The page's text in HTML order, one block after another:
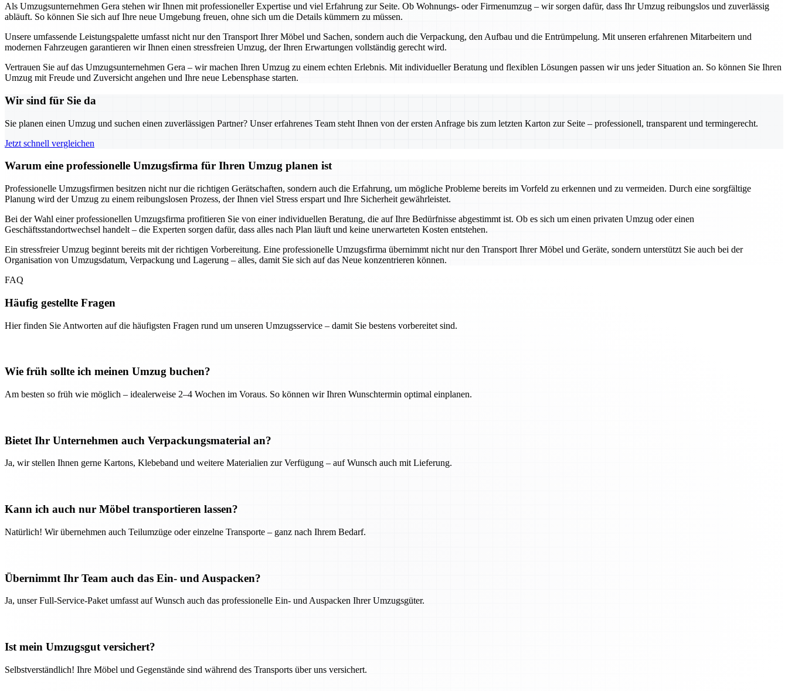
Als Umzugsunternehmen Gera stehen wir Ihnen mit professioneller Expertise und viel Erfahrung zur Seite. Ob Wohnungs- oder Firmenumzug – wir sorgen dafür, dass Ihr Umzug reibungslos und zuverlässig
abläuft. So können Sie sich auf Ihre neue Umgebung freuen, ohne sich um die Details kümmern zu müssen.
Unsere umfassende Leistungspalette umfasst nicht nur den Transport Ihrer Möbel und Sachen, sondern auch die Verpackung, den Aufbau und die Entrümpelung. Mit unseren erfahrenen Mitarbeitern und
modernen Fahrzeugen garantieren wir Ihnen einen stressfreien Umzug, der Ihren Erwartungen vollständig gerecht wird.
Vertrauen Sie auf das Umzugsunternehmen Gera – wir machen Ihren Umzug zu einem echten Erlebnis. Mit individueller Beratung und flexiblen Lösungen passen wir uns jeder Situation an. So können Sie Ihren
Umzug mit Freude und Zuversicht angehen und Ihre neue Lebensphase starten.
Wir sind für Sie da
Sie planen einen Umzug und suchen einen zuverlässigen Partner? Unser erfahrenes Team steht Ihnen von der ersten Anfrage bis zum letzten Karton zur Seite – professionell, transparent und termingerecht.
Jetzt schnell vergleichen
Warum eine professionelle Umzugsfirma für Ihren Umzug planen ist
Professionelle Umzugsfirmen besitzen nicht nur die richtigen Gerätschaften, sondern auch die Erfahrung, um mögliche Probleme bereits im Vorfeld zu erkennen und zu vermeiden. Durch eine sorgfältige
Planung wird der Umzug zu einem reibungslosen Prozess, der Ihnen viel Stress erspart und Ihre Sicherheit gewährleistet.
Bei der Wahl einer professionellen Umzugsfirma profitieren Sie von einer individuellen Beratung, die auf Ihre Bedürfnisse abgestimmt ist. Ob es sich um einen privaten Umzug oder einen
Geschäftsstandortwechsel handelt – die Experten sorgen dafür, dass alles nach Plan läuft und keine unerwarteten Kosten entstehen.
Ein stressfreier Umzug beginnt bereits mit der richtigen Vorbereitung. Eine professionelle Umzugsfirma übernimmt nicht nur den Transport Ihrer Möbel und Geräte, sondern unterstützt Sie auch bei der
Organisation von Umzugsdatum, Verpackung und Lagerung – alles, damit Sie sich auf das Neue konzentrieren können.
FAQ
Häufig gestellte Fragen
Hier finden Sie Antworten auf die häufigsten Fragen rund um unseren Umzugsservice – damit Sie bestens vorbereitet sind.
Wie früh sollte ich meinen Umzug buchen?
Am besten so früh wie möglich – idealerweise 2–4 Wochen im Voraus. So können wir Ihren Wunschtermin optimal einplanen.
Bietet Ihr Unternehmen auch Verpackungsmaterial an?
Ja, wir stellen Ihnen gerne Kartons, Klebeband und weitere Materialien zur Verfügung – auf Wunsch auch mit Lieferung.
Kann ich auch nur Möbel transportieren lassen?
Natürlich! Wir übernehmen auch Teilumzüge oder einzelne Transporte – ganz nach Ihrem Bedarf.
Übernimmt Ihr Team auch das Ein- und Auspacken?
Ja, unser Full-Service-Paket umfasst auf Wunsch auch das professionelle Ein- und Auspacken Ihrer Umzugsgüter.
Ist mein Umzugsgut versichert?
Selbstverständlich! Ihre Möbel und Gegenstände sind während des Transports über uns versichert.